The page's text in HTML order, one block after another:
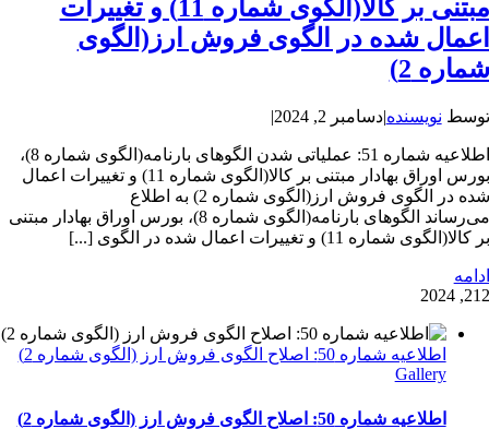
مبتنی بر کالا(الگوی شماره 11) و تغییرات
اعمال شده در الگوی فروش ارز(الگوی
شماره 2)
توسط نویسنده|دسامبر 2, 2024 |
اطلاعیه شماره 51: عملیاتی شدن الگوهای بارنامه(الگوی شماره 8)،
بورس اوراق بهادار مبتنی بر کالا(الگوی شماره 11) و تغییرات اعمال
شده در الگوی فروش ارز(الگوی شماره 2) به اطلاع
می‌رساند الگوهای بارنامه(الگوی شماره 8)، بورس اوراق بهادار مبتنی
بر کالا(الگوی شماره 11) و تغییرات اعمال شده در الگوی [...]
ادامه
212, 2024
اطلاعیه شماره 50: اصلاح الگوی فروش ارز (الگوی شماره 2)
Gallery
اطلاعیه شماره 50: اصلاح الگوی فروش ارز (الگوی شماره 2)